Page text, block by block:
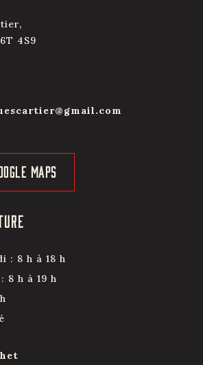
4S9
MAPS
: 8 h à 18 h
8 h à 19 h